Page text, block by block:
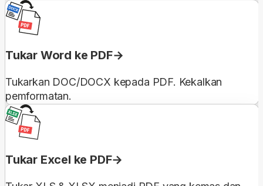
Tukar Word ke PDF
Tukarkan DOC/DOCX kepada PDF. Kekalkan
pemformatan.
Tukar Excel ke PDF